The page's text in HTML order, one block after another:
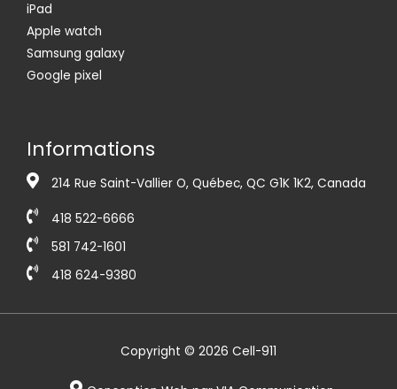
iPad
Apple watch
Samsung galaxy
Google pixel
Informations
214 Rue Saint-Vallier O, Québec, QC G1K 1K2, Canada
418 522-6666
581 742-1601
418 624-9380
Copyright © 2026 Cell-911